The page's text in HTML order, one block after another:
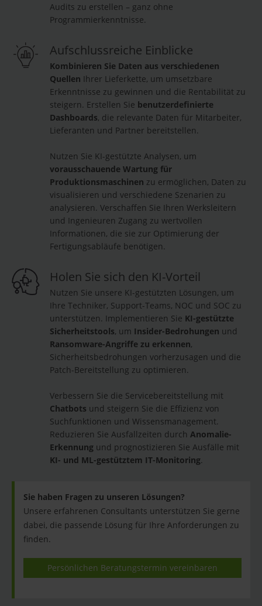
Audits zu erstellen – ganz ohne
Programmierkenntnisse.
Aufschlussreiche Einblicke
Kombinieren Sie Daten aus verschiedenen
Quellen Ihrer Lieferkette, um umsetzbare
Erkenntnisse zu gewinnen und die Rentabilität zu
steigern. Erstellen Sie benutzerdefinierte
Dashboards, die relevante Daten für Mitarbeiter,
Lieferanten und Partner bereitstellen.
Nutzen Sie KI-gestützte Analysen, um
vorausschauende Wartung für
Produktionsmaschinen zu ermöglichen, Daten zu
visualisieren und verschiedene Szenarien zu
analysieren. Verschaffen Sie Ihren Werksleitern
und Ingenieuren Zugang zu wertvollen
Informationen, die sie zur Optimierung der
Fertigungsabläufe benötigen.
Holen Sie sich den KI-Vorteil
Nutzen Sie unsere KI-gestützten Lösungen, um
Ihre Techniker, Support-Teams, NOC und SOC zu
unterstützen. Implementieren Sie KI-gestützte
Sicherheitstools, um Insider-Bedrohungen und
Ransomware-Angriffe zu erkennen,
Sicherheitsbedrohungen vorherzusagen und die
Patch-Bereitstellung zu optimieren.
Verbessern Sie die Servicebereitstellung mit
Chatbots und steigern Sie die Effizienz von
Suchfunktionen und Wissensmanagement.
Reduzieren Sie Ausfallzeiten durch Anomalie-
Erkennung und prognostizieren Sie Ausfälle mit
KI- und ML-gestütztem IT-Monitoring.
Sie haben Fragen zu unseren Lösungen?
Unsere erfahrenen Consultants unterstützen Sie gerne
dabei, die passende Lösung für Ihre Anforderungen zu
finden.
Persönlichen Beratungstermin vereinbaren